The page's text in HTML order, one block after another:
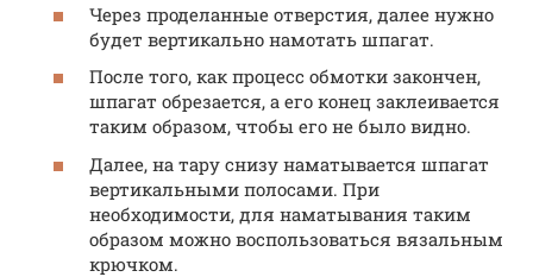
Через проделанные отверстия, далее нужно
будет вертикально намотать шпагат.
После того, как процесс обмотки закончен,
шпагат обрезается, а его конец заклеивается
таким образом, чтобы его не было видно.
Далее, на тару снизу наматывается шпагат
вертикальными полосами. При
необходимости, для наматывания таким
образом можно воспользоваться вязальным
крючком.